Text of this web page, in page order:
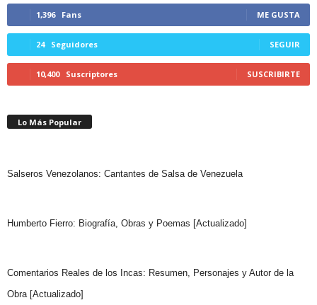
1,396 Fans ME GUSTA
24 Seguidores SEGUIR
10,400 Suscriptores SUSCRIBIRTE
Lo Más Popular
Salseros Venezolanos: Cantantes de Salsa de Venezuela
Humberto Fierro: Biografía, Obras y Poemas [Actualizado]
Comentarios Reales de los Incas: Resumen, Personajes y Autor de la
Obra [Actualizado]